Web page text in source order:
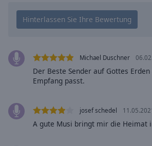
window.
Color
Text
Background
Michael Duschner
Der Beste Sender auf Gottes
Empfang passt.
josef schedel
A gute Musi bringt mir die Heimat